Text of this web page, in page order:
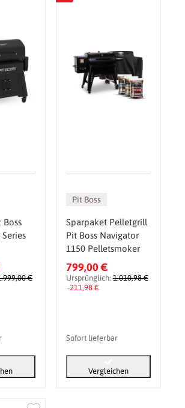
Grill
€
Pit Boss
Sparpaket Pelletgrill
Pit Boss Navigator
1150 Pelletsmoker
799,00 €
Ursprünglich:1.010,98 €
-211,98 €
Sofort lieferbar
Vergleichen